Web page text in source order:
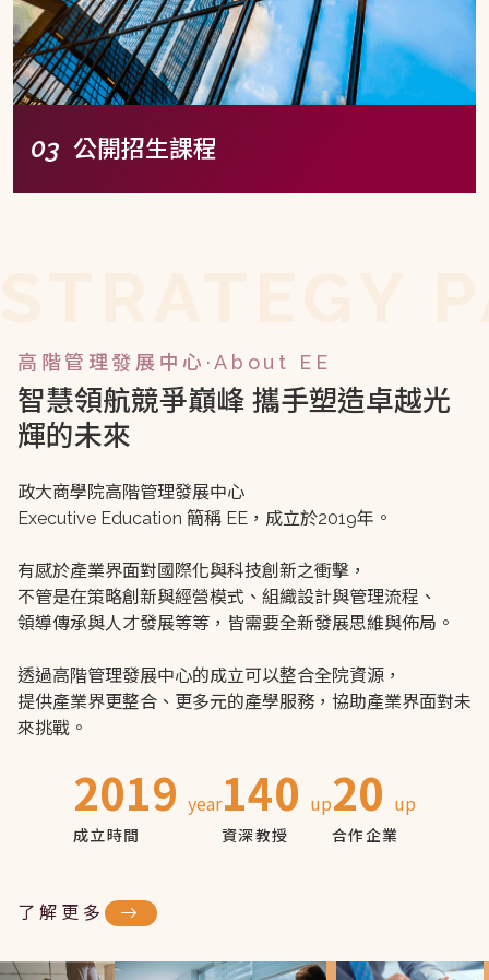
公開招生課程
高階管理發展中心·About EE
智慧領航競爭巔峰 攜手塑造卓越光
輝的未來
政大商學院高階管理發展中心
Executive Education 簡稱 EE，成立於2019年。
有感於產業界面對國際化與科技創新之衝擊，
不管是在策略創新與經營模式、組織設計與管理流程、
領導傳承與人才發展等等，皆需要全新發展思維與佈局。
透過高階管理發展中心的成立可以整合全院資源，
提供產業界更整合、更多元的產學服務，協助產業界面對未
來挑戰。
2019 year
成立時間
140 up
資深教授
20 up
合作企業
了解更多